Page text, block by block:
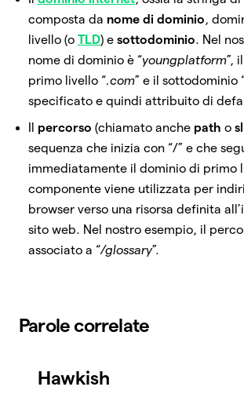
composta da nome di dominio,
livello (o TLD) e sottodominio. Nel
nome di dominio è “youngplatform”,
primo livello “.com” e il sottodominio
specificato e quindi attribuito di
percorso (chiamato anche path o
sequenza che inizia con “/” e che
immediatamente il dominio di primo
componente viene utilizzata per
browser verso una risorsa definita
sito web. Nel nostro esempio, il
associato a “/glossary”.
Parole correlate
Hawkish